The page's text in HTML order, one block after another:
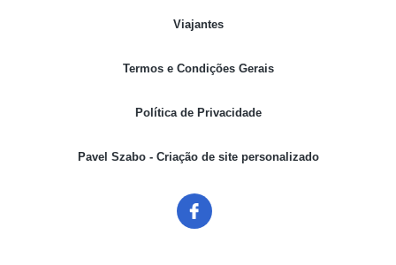
Viajantes
Termos e Condições Gerais
Política de Privacidade
Pavel Szabo - Criação de site personalizado